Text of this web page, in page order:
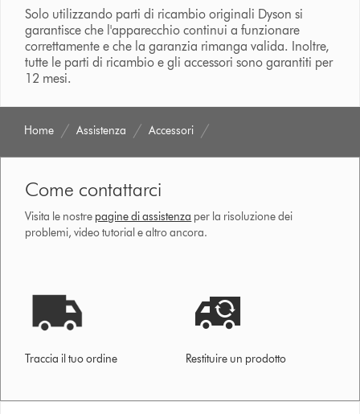
Solo utilizzando parti di ricambio originali Dyson si
garantisce che l'apparecchio continui a funzionare
correttamente e che la garanzia rimanga valida. Inoltre,
tutte le parti di ricambio e gli accessori sono garantiti per
12 mesi.
Home Assistenza Accessori
Come contattarci
Visita le nostre pagine di assistenza per la risoluzione dei
problemi, video tutorial e altro ancora.
Traccia il tuo ordine Restituire un prodotto